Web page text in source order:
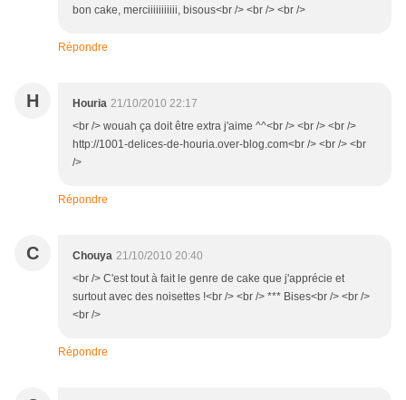
bon cake, merciiiiiiiiiii, bisous<br /> <br /> <br />
Répondre
H Houria 21/10/2010 22:17
<br /> wouah ça doit être extra j'aime ^^<br /> <br /> <br />
http://1001-delices-de-houria.over-blog.com<br /> <br /> <br
/>
Répondre
C Chouya 21/10/2010 20:40
<br /> C'est tout à fait le genre de cake que j'apprécie et
surtout avec des noisettes !<br /> <br /> *** Bises<br /> <br />
<br />
Répondre